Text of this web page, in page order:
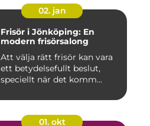
02. jan
Frisör i Jönköping: En
modern frisörsalong
Att välja rätt frisör kan vara
ett betydelsefullt beslut,
speciellt när det komm...
01. okt